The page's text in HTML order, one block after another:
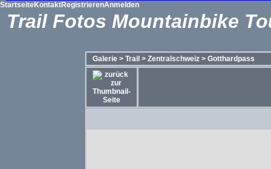
StartseiteKontaktRegistrierenAnmelden
Trail Fotos Mountainbike
Galerie> Trail > Zentralschweiz> Gotthardpass